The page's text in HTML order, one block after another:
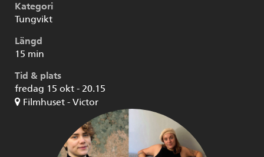
Kategori
Tungvikt
Längd
15 min
Tid & plats
fredag 15 okt - 20.15
Filmhuset - Victor